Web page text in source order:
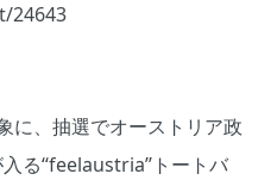
24643
に、抽選でオーストリア政
る‘‘feelaustria’’トートバ